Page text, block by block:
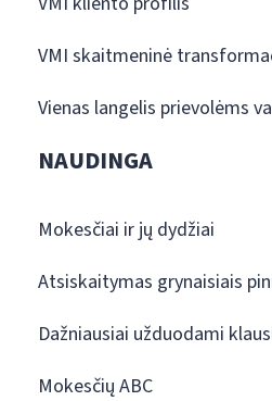
VMI skaitmeninė
Vienas langelis prievolėms
NAUDINGA
Mokesčiai ir jų dydžiai
Atsiskaitymas grynaisiais
Dažniausiai užduodami
Mokesčių ABC